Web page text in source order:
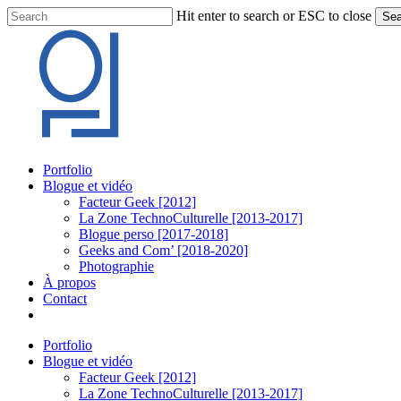
Skip
to
content
Hit enter to search or ESC to close
Search
Menu
Portfolio
Blogue et vidéo
Facteur Geek [2012]
La Zone TechnoCulturelle [2013-2017]
Blogue perso [2017-2018]
Geeks and Com’ [2018-2020]
Photographie
À propos
Contact
Portfolio
Blogue et vidéo
Facteur Geek [2012]
La Zone TechnoCulturelle [2013-2017]